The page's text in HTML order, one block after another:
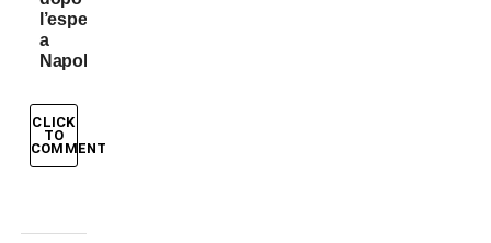
l’esperienza
a
Napoli
CLICK
TO
COMMENT